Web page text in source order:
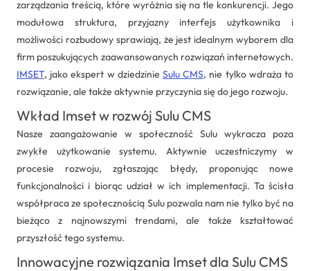
zarządzania treścią, które wyróżnia się na tle konkurencji. Jego
modułowa struktura, przyjazny interfejs użytkownika i
możliwości rozbudowy sprawiają, że jest idealnym wyborem dla
firm poszukujących zaawansowanych rozwiązań internetowych.
IMSET, jako ekspert w dziedzinie Sulu CMS, nie tylko wdraża to
rozwiązanie, ale także aktywnie przyczynia się do jego rozwoju.
Wkład Imset w rozwój Sulu CMS
Nasze zaangażowanie w społeczność Sulu wykracza poza
zwykłe użytkowanie systemu. Aktywnie uczestniczymy w
procesie rozwoju, zgłaszając błędy, proponując nowe
funkcjonalności i biorąc udział w ich implementacji. Ta ścisła
współpraca ze społecznością Sulu pozwala nam nie tylko być na
bieżąco z najnowszymi trendami, ale także kształtować
przyszłość tego systemu.
Innowacyjne rozwiązania Imset dla Sulu CMS